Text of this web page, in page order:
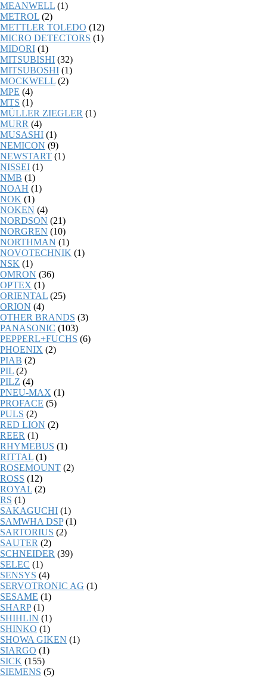
MEANWELL (1)
METROL (2)
METTLER TOLEDO (12)
MICRO DETECTORS (1)
MIDORI (1)
MITSUBISHI (32)
MITSUBOSHI (1)
MOCKWELL (2)
MPE (4)
MTS (1)
MÜLLER ZIEGLER (1)
MURR (4)
MUSASHI (1)
NEMICON (9)
NEWSTART (1)
NISSEI (1)
NMB (1)
NOAH (1)
NOK (1)
NOKEN (4)
NORDSON (21)
NORGREN (10)
NORTHMAN (1)
NOVOTECHNIK (1)
NSK (1)
OMRON (36)
OPTEX (1)
ORIENTAL (25)
ORION (4)
OTHER BRANDS (3)
PANASONIC (103)
PEPPERL+FUCHS (6)
PHOENIX (2)
PIAB (2)
PIL (2)
PILZ (4)
PNEU-MAX (1)
PROFACE (5)
PULS (2)
RED LION (2)
REER (1)
RHYMEBUS (1)
RITTAL (1)
ROSEMOUNT (2)
ROSS (12)
ROYAL (2)
RS (1)
SAKAGUCHI (1)
SAMWHA DSP (1)
SARTORIUS (2)
SAUTER (2)
SCHNEIDER (39)
SELEC (1)
SENSYS (4)
SERVOTRONIC AG (1)
SESAME (1)
SHARP (1)
SHIHLIN (1)
SHINKO (1)
SHOWA GIKEN (1)
SIARGO (1)
SICK (155)
SIEMENS (5)